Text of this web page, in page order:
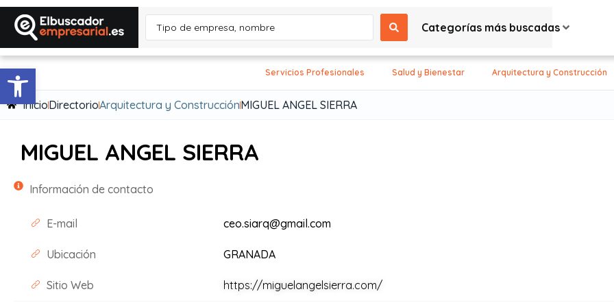
Abrir barra de herramientas
Categorías más buscadas
Servicios Profesionales Salud y Bienestar Arquitectura y Construcción
InicioDirectorioArquitectura y ConstrucciónMIGUEL ANGEL SIERRA
MIGUEL ANGEL SIERRA
Información de contacto
E-mail ceo.siarq@gmail.com
Ubicación GRANADA
Sitio Web https://miguelangelsierra.com/